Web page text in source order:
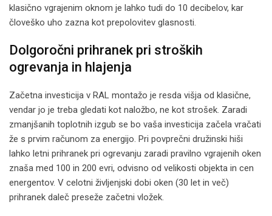
klasično vgrajenim oknom je lahko tudi do 10 decibelov, kar
človeško uho zazna kot prepolovitev glasnosti.
Dolgoročni prihranek pri stroških
ogrevanja in hlajenja
Začetna investicija v RAL montažo je resda višja od klasične,
vendar jo je treba gledati kot naložbo, ne kot strošek. Zaradi
zmanjšanih toplotnih izgub se bo vaša investicija začela vračati
že s prvim računom za energijo. Pri povprečni družinski hiši
lahko letni prihranek pri ogrevanju zaradi pravilno vgrajenih oken
znaša med 100 in 200 evri, odvisno od velikosti objekta in cen
energentov. V celotni življenjski dobi oken (30 let in več)
prihranek daleč preseže začetni vložek.